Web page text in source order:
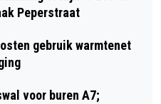
WIJK
Peperstraat
gebruik warmtenet
voor buren A7;